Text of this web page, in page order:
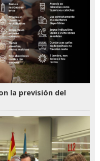
la previsión del